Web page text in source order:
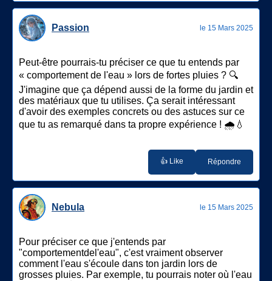
Passion le 15 Mars 2025
Peut-être pourrais-tu préciser ce que tu entends par
« comportement de l'eau » lors de fortes pluies ? 🔍
J'imagine que ça dépend aussi de la forme du jardin et
des matériaux que tu utilises. Ça serait intéressant
d'avoir des exemples concrets ou des astuces sur ce
que tu as remarqué dans ta propre expérience ! 🌧️💧
👍 Like Répondre
Nebula le 15 Mars 2025
Pour préciser ce que j'entends par
"comportementdel'eau", c'est vraiment observer
comment l'eau s'écoule dans ton jardin lors de
grosses pluies. Par exemple, tu pourrais noter où l'eau